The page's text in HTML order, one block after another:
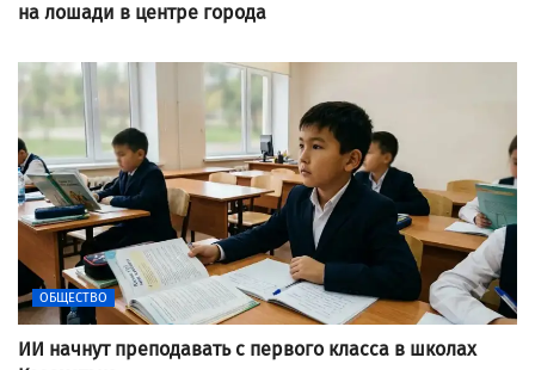
на лошади в центре города
ОБЩЕСТВО
ИИ начнут преподавать с первого класса в школах